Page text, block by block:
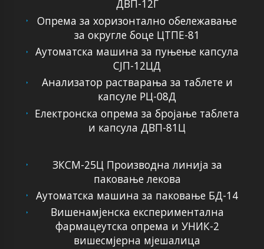
ДВП-12Г
Опрема за хоризонтално обележавање
за округле боце ЦТПЕ-81
Аутоматска машина за пуњење капсула
СЈП-12ЦД
Анализатор растварања за таблете и
капсуле РЦ-08Д
Електронска опрема за бројање таблета
и капсула ДВП-81Ц
ЗКСМ-25Ц Производна линија за
паковање лекова
Аутоматска машина за паковање БД-14
Вишенамјенска експериментална
фармацеутска опрема и УНИК-2
вишесмјерна мјешалица